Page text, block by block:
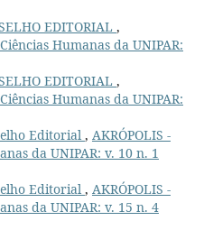
EDITORIAL ,
Humanas da UNIPAR:
EDITORIAL ,
Humanas da UNIPAR:
Editorial , AKRÓPOLIS -
da UNIPAR: v. 10 n. 1
Editorial , AKRÓPOLIS -
da UNIPAR: v. 15 n. 4